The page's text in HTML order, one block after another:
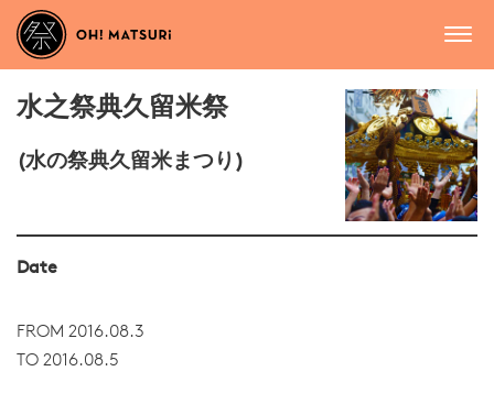
水之祭典久留米祭
(水の祭典久留米まつり)
Date
FROM 2016.08.3
TO 2016.08.5